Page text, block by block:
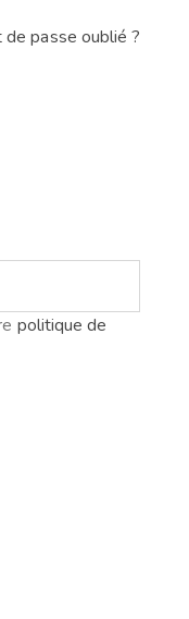
de passe oublié ?
politique de